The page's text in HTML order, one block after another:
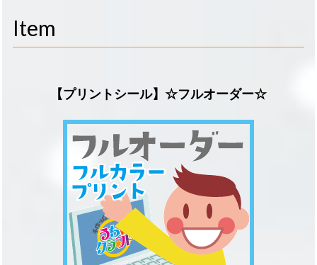
Item
【プリントシール】☆フルオーダー☆